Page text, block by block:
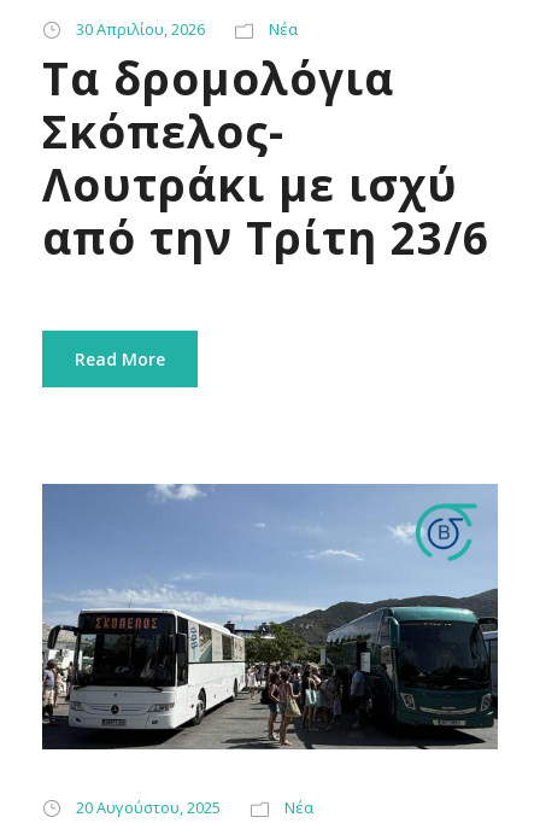
30 Απριλίου, 2026 Νέα
Tα δρομολόγια
Σκόπελος-
Λουτράκι με ισχύ
από την Τρίτη 23/6
Read More
20 Αυγούστου, 2025 Νέα